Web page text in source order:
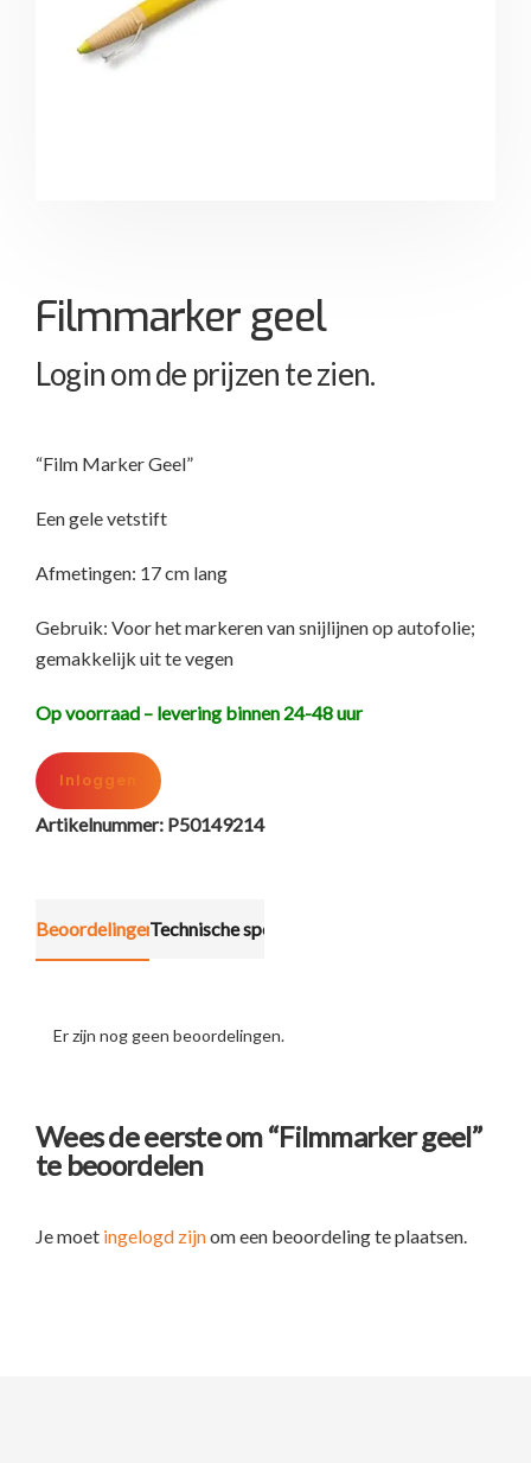
Filmmarker geel
Login om de prijzen te zien.
“Film Marker Geel”
Een gele vetstift
Afmetingen: 17 cm lang
Gebruik: Voor het markeren van snijlijnen op autofolie;
gemakkelijk uit te vegen
Op voorraad – levering binnen 24-48 uur
Inloggen
Artikelnummer: P50149214
Beoordelingen (0)Technische specificatie
Er zijn nog geen beoordelingen.
Wees de eerste om “Filmmarker geel”
te beoordelen
Je moet ingelogd zijnom een beoordeling te plaatsen.